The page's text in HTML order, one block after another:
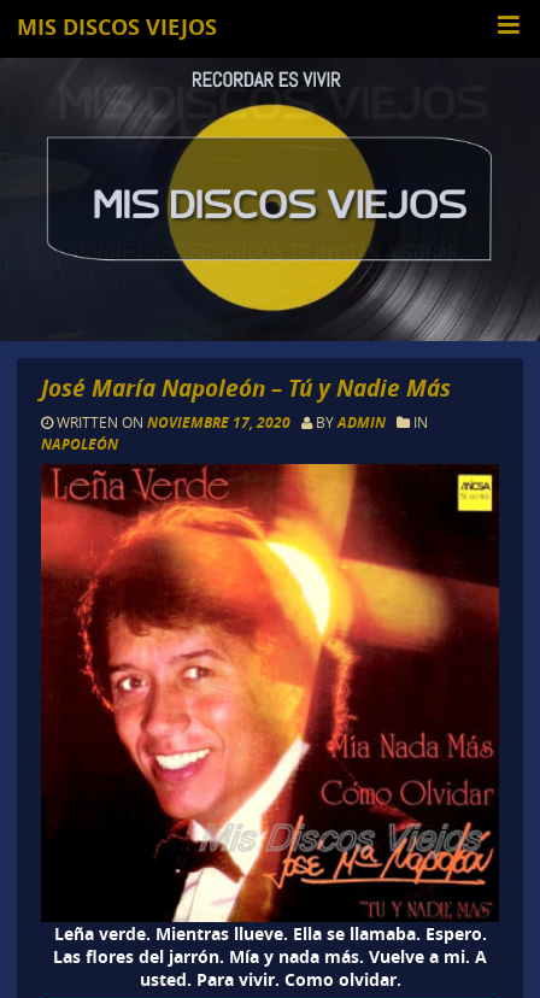
MIS DISCOS VIEJOS
José María Napoleón – Tú y Nadie Más
WRITTEN ON NOVIEMBRE 17, 2020 BYADMIN IN
NAPOLEÓN
Leña verde. Mientras llueve. Ella se llamaba. Espero.
Las flores del jarrón. Mía y nada más. Vuelve a mi. A
usted. Para vivir. Como olvidar.